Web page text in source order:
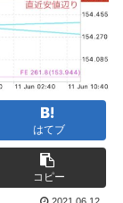
はてブ
コピー